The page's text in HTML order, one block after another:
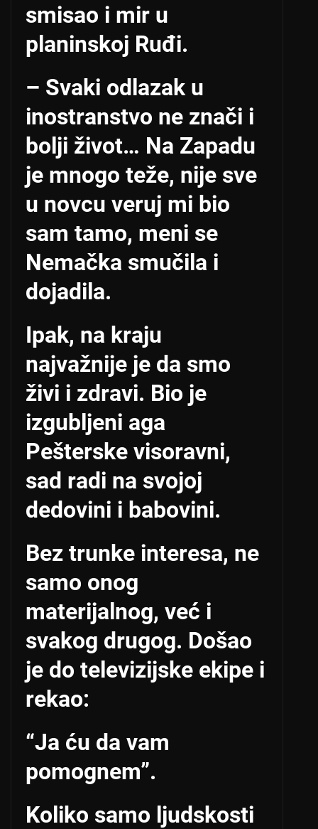
smisao i mir u
planinskoj Ruđi.
– Svaki odlazak u
inostranstvo ne znači i
bolji život… Na Zapadu
je mnogo teže, nije sve
u novcu veruj mi bio
sam tamo, meni se
Nemačka smučila i
dojadila.
Ipak, na kraju
najvažnije je da smo
živi i zdravi. Bio je
izgubljeni aga
Pešterske visoravni,
sad radi na svojoj
dedovini i babovini.
Bez trunke interesa, ne
samo onog
materijalnog, već i
svakog drugog. Došao
je do televizijske ekipe i
rekao:
“Ja ću da vam
pomognem”.
Koliko samo ljudskosti